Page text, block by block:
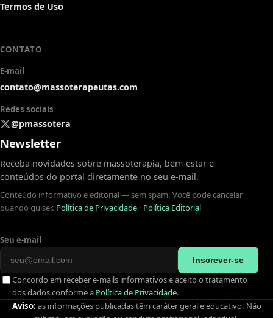
Termos de Uso
CONTATO
E-mail
contato@massoterapeutas.com
Redes sociais
@pmassotera
Newsletter
Receba novidades sobre massoterapia, bem-estar e
conteúdos do portal diretamente no seu e-mail.
Conteúdo informativo e editorial — sem spam. Você pode cancelar
quando quiser. Política de Privacidade · Política Editorial
Seu e-mail
Inscrever-se
Concordo em receber e-mails informativos e aceito o tratamento
dos dados conforme a Política de Privacidade.
Aviso: as informações publicadas têm caráter geral e educativo. Não